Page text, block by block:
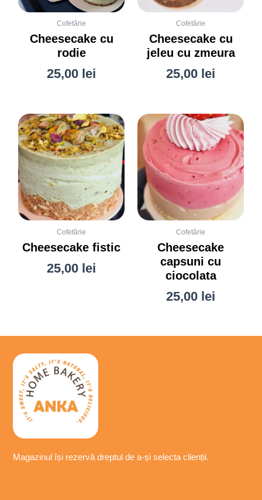
Cofetărie
Cheesecake cu
rodie
25,00 lei
Cofetărie
Cheesecake cu
jeleu cu zmeura
25,00 lei
Cofetărie
Cheesecake fistic
25,00 lei
Cofetărie
Cheesecake
capsuni cu
ciocolata
25,00 lei
Magazinul își rezervă dreptul de a-și selecta clienții.